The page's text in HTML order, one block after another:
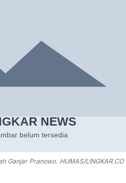
Ganjar Pranowo. HUMAS/LINGKAR.CO